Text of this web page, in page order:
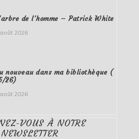
de l’homme – Patrick White
2026
nouveau dans ma bibliothèque (
26)
2026
VOUS À NOTRE
NEWSLETTER